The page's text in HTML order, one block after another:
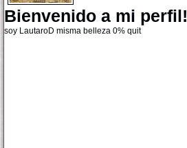
Bienvenido a mi perfil!
soy LautaroD misma belleza 0% quit